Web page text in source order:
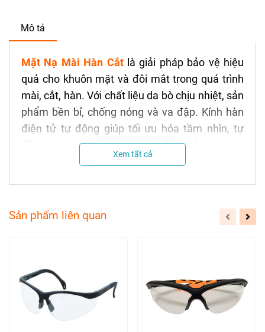
Mô tả
Mặt Nạ Mài Hàn Cắtlà giải pháp bảo vệ hiệu
quả cho khuôn mặt và đôi mắt trong quá trình
mài, cắt, hàn. Với chất liệu da bò chịu nhiệt, sản
phẩm bền bỉ, chống nóng và va đập. Kính hàn
điện tử tự động giúp tối ưu hóa tầm nhìn, tự
điều chỉnh ánh sáng khi hàn, đảm bảo an toàn
và tiện lợi cho người lao động.
Hàn Cắt
Chất liệu:
Kích thước:
26x21cm
Cân nặng:250g
Cấu tạo:
Một bộ bao gồm phần mặt nạ có
Xem tất cả
Sản phẩm liên quan